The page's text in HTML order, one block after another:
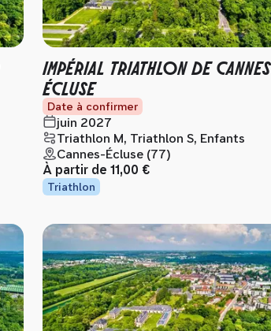
IMPÉRIAL TRIATHLON DE CANNES
ÉCLUSE
Date à confirmer
juin 2027
Triathlon M, Triathlon S, Enfants
Cannes-Écluse (77)
À partir de 11,00 €
Triathlon